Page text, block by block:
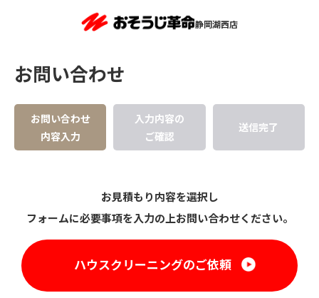
静岡湖西店
お問い合わせ
お問い合わせ
内容入力
入力内容の
ご確認
送信完了
お見積もり内容を選択し
フォームに必要事項を入力の上お問い合わせください。
ハウスクリーニングのご依頼